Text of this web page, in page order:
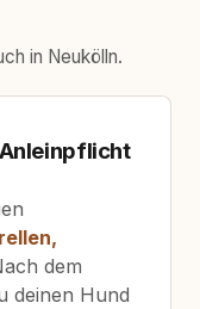
in Neukölln.
dem
deinen Hund